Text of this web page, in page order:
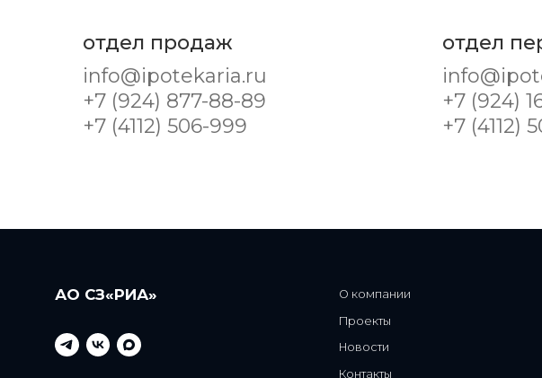
отдел продаж
info@ipotekaria.ru
+7 (924) 877-88-89
+7 (4112) 506-999
отдел
+7 (924)
+7 (4112)
АО СЗ«РИА»